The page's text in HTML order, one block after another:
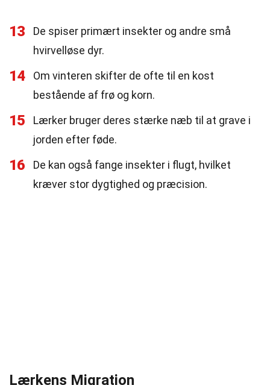
13
De spiser primært insekter og andre små
hvirvelløse dyr.
14
Om vinteren skifter de ofte til en kost
bestående af frø og korn.
15
Lærker bruger deres stærke næb til at grave i
jorden efter føde.
16
De kan også fange insekter i flugt, hvilket
kræver stor dygtighed og præcision.
Lærkens Migration